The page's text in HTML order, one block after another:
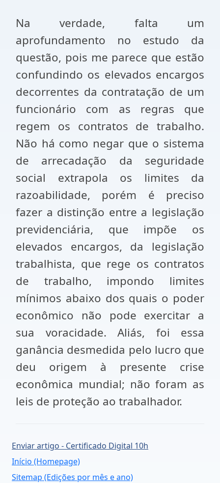
Na verdade, falta um
aprofundamento no estudo da
questão, pois me parece que estão
confundindo os elevados encargos
decorrentes da contratação de um
funcionário com as regras que
regem os contratos de trabalho.
Não há como negar que o sistema
de arrecadação da seguridade
social extrapola os limites da
razoabilidade, porém é preciso
fazer a distinção entre a legislação
previdenciária, que impõe os
elevados encargos, da legislação
trabalhista, que rege os contratos
de trabalho, impondo limites
mínimos abaixo dos quais o poder
econômico não pode exercitar a
sua voracidade. Aliás, foi essa
ganância desmedida pelo lucro que
deu origem à presente crise
econômica mundial; não foram as
leis de proteção ao trabalhador.
Enviar artigo - Certificado Digital 10h
Início (Homepage)
Sitemap (Edições por mês e ano)